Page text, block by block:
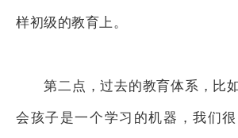
样初级的教育上。
第二点，过去的教育体系，比
会孩子是一个学习的机器，我们